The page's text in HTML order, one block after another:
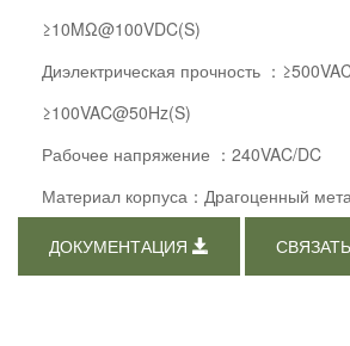
≥10MΩ@100VDC(S)
Диэлектрическая прочность ：
≥100VAC@50Hz(S)
Рабочее напряжение ：240VAC/DC
Материал корпуса：Драгоценный
ДОКУМЕНТАЦИЯ